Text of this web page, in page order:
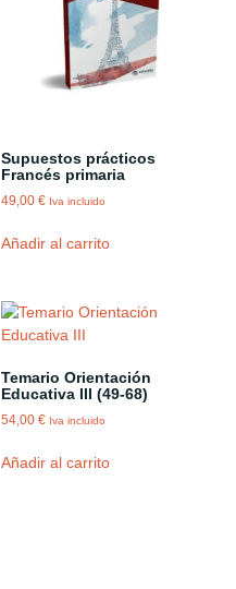
Supuestos prácticos
Francés primaria
49,00€ Iva incluido
Añadir al carrito
Temario Orientación
Educativa III (49-68)
54,00€ Iva incluido
Añadir al carrito